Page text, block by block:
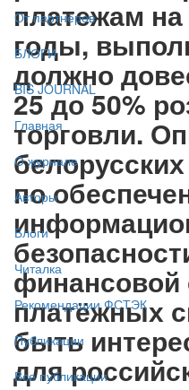
От партнёров
БЛОГИ
BIS JOURNAL
Главная
О журнале
Авторы
Блоги
Читалка
Рекомендации ФСТЭК
Публикации
Все публикации
платежам на
годы,
должно
25 до 50%
торговли.
по
платёжных
быть
для